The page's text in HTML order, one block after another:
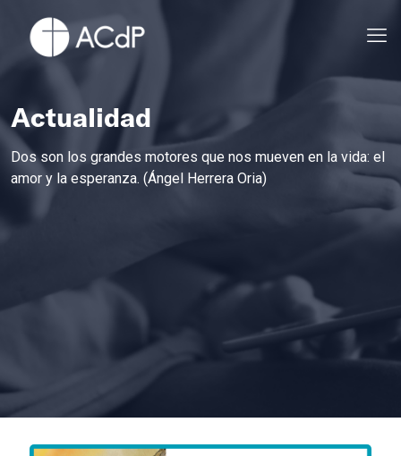
Actualidad
Dos son los grandes motores que nos mueven en la vida: el
amor y la esperanza. (Ángel Herrera Oria)